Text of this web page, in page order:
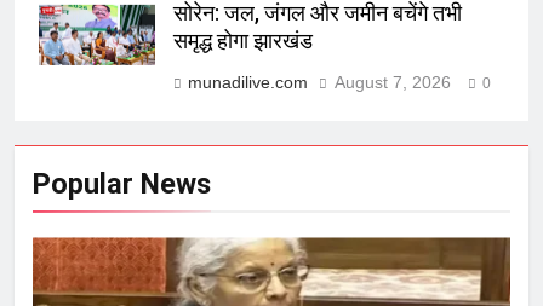
सोरेन: जल, जंगल और जमीन बचेंगे तभी
समृद्ध होगा झारखंड
munadilive.com August 7, 2026 0
Popular News